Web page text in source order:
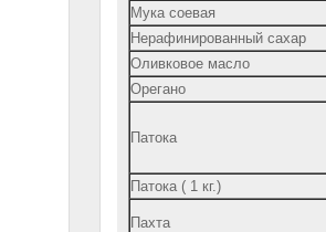
Мука соевая
Нерафинированный сахар
Оливковое масло
Орегано
Патока
Патока ( 1 кг.)
Пахта